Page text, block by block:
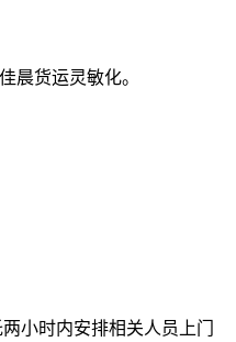
晨货运灵敏化。
小时内安排相关人员上门